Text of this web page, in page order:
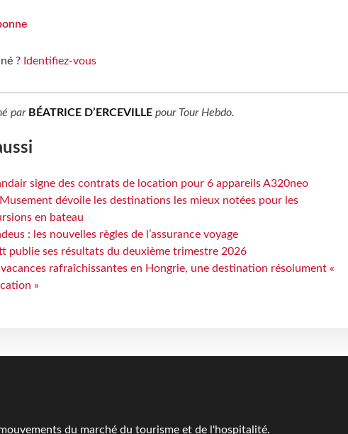
? Identifiez-vous
par BÉATRICE D’ERCEVILLEpour Tour Hebdo.
signe des contrats de location pour 6 appareils A320neo
dévoile les destinations les mieux notées pour les
en bateau
: les nouvelles règles de l’assurance voyage
publie ses résultats du deuxième trimestre 2026
vacances rafraîchissantes en Hongrie, une destination résolument «
»
du marché du tourisme et de l'hospitalité.